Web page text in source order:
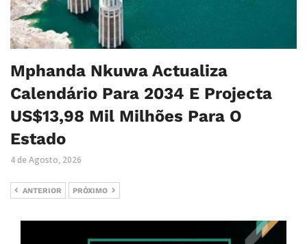
Mphanda Nkuwa Actualiza
Calendário Para 2034 E Projecta
US$13,98 Mil Milhões Para O
Estado
4 de Agosto, 2026
ANTERIOR PRÓXIMO